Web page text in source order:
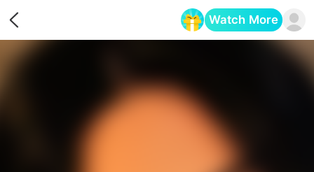
Watch More
Opens in a new tab